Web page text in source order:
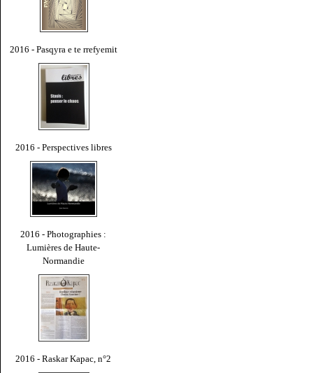
2016 - Pasqyra e te rrefyemit
2016 - Perspectives libres
2016 - Photographies :
Lumières de Haute-
Normandie
2016 - Raskar Kapac, n°2